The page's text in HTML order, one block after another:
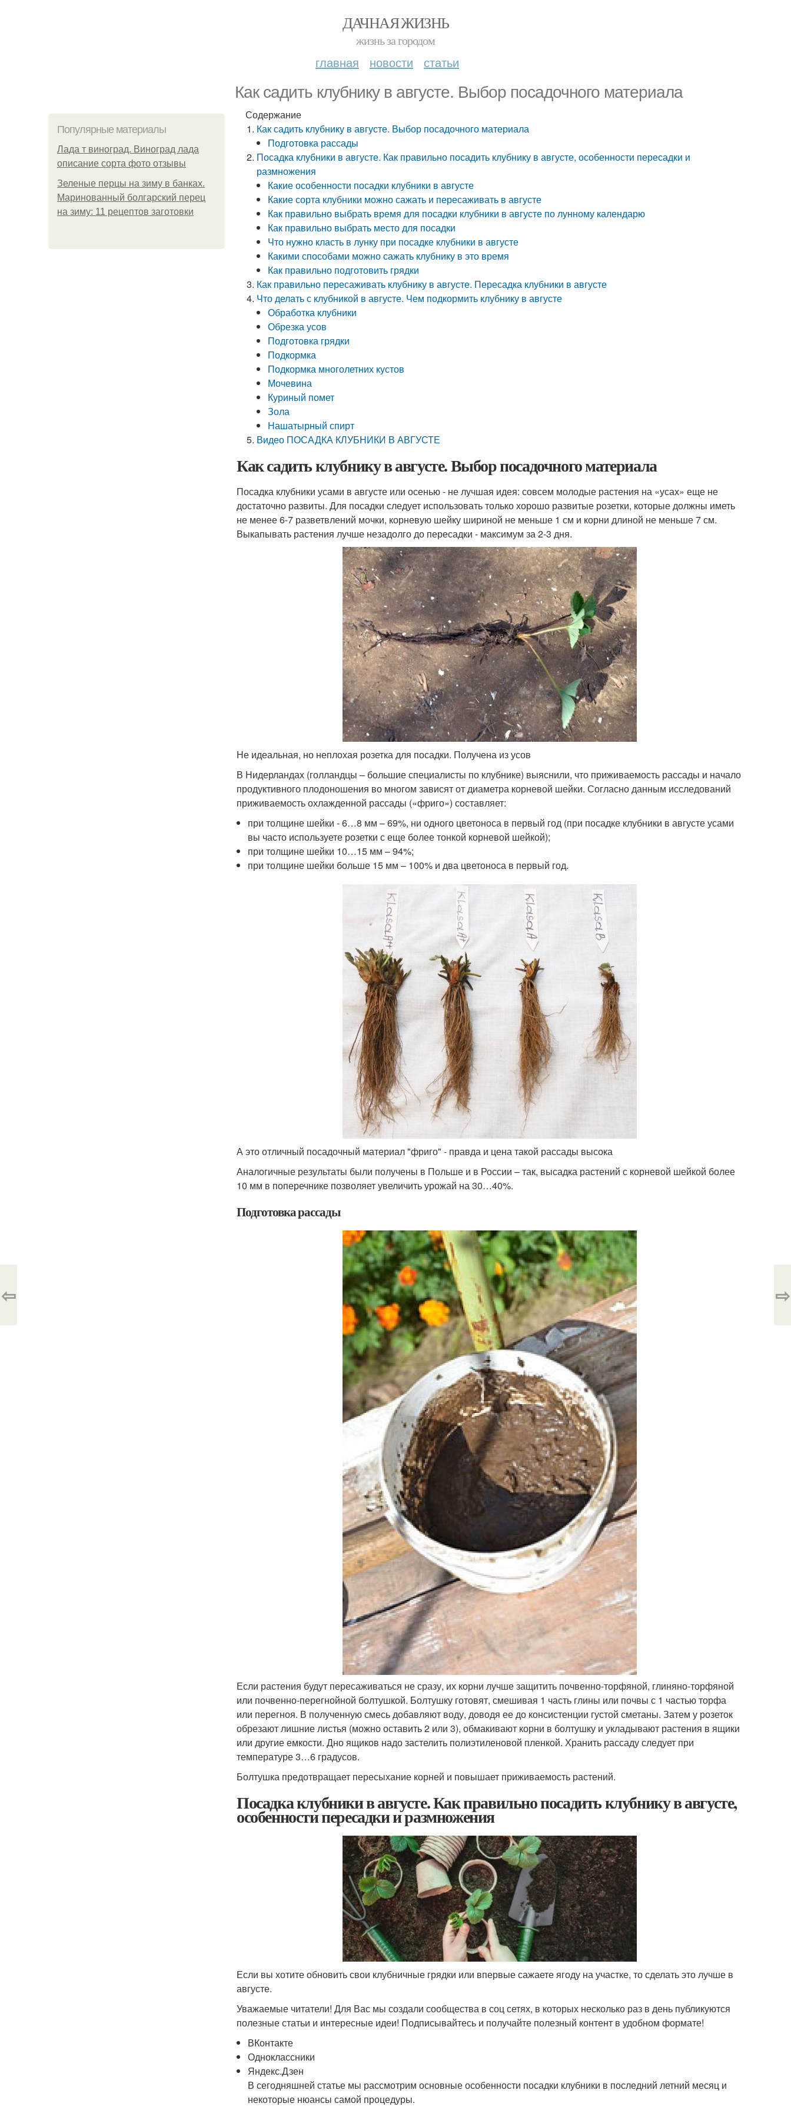
ДАЧНАЯ ЖИЗНЬ
жизнь за городом
главная новости статьи
Как садить клубнику в августе. Выбор посадочного материала
Популярные материалы
Лада т виноград. Виноград лада
описание сорта фото отзывы
Зеленые перцы на зиму в банках.
Маринованный болгарский перец
на зиму: 11 рецептов заготовки
Содержание
Как садить клубнику в августе. Выбор посадочного материала
Подготовка рассады
Посадка клубники в августе. Как правильно посадить клубнику в августе, особенности пересадки и
размножения
Какие особенности посадки клубники в августе
Какие сорта клубники можно сажать и пересаживать в августе
Как правильно выбрать время для посадки клубники в августе по лунному календарю
Как правильно выбрать место для посадки
Что нужно класть в лунку при посадке клубники в августе
Какими способами можно сажать клубнику в это время
Как правильно подготовить грядки
Как правильно пересаживать клубнику в августе. Пересадка клубники в августе
Что делать с клубникой в августе. Чем подкормить клубнику в августе
Обработка клубники
Обрезка усов
Подготовка грядки
Подкормка
Подкормка многолетних кустов
Мочевина
Куриный помет
Зола
Нашатырный спирт
Видео ПОСАДКА КЛУБНИКИ В АВГУСТЕ
Как садить клубнику в августе. Выбор посадочного материала
Посадка клубники усами в августе или осенью - не лучшая идея: совсем молодые растения на «усах» еще не
достаточно развиты. Для посадки следует использовать только хорошо развитые розетки, которые должны иметь
не менее 6-7 разветвлений мочки, корневую шейку шириной не меньше 1 см и корни длиной не меньше 7 см.
Выкапывать растения лучше незадолго до пересадки - максимум за 2-3 дня.
Не идеальная, но неплохая розетка для посадки. Получена из усов
В Нидерландах (голландцы – большие специалисты по клубнике) выяснили, что приживаемость рассады и начало
продуктивного плодоношения во многом зависят от диаметра корневой шейки. Согласно данным исследований
приживаемость охлажденной рассады («фриго») составляет:
при толщине шейки - 6…8 мм – 69%, ни одного цветоноса в первый год (при посадке клубники в августе усами
вы часто используете розетки с еще более тонкой корневой шейкой);
при толщине шейки 10…15 мм – 94%;
при толщине шейки больше 15 мм – 100% и два цветоноса в первый год.
А это отличный посадочный материал "фриго" - правда и цена такой рассады высока
Аналогичные результаты были получены в Польше и в России – так, высадка растений с корневой шейкой более
10 мм в поперечнике позволяет увеличить урожай на 30…40%.
Подготовка рассады
Если растения будут пересаживаться не сразу, их корни лучше защитить почвенно-торфяной, глиняно-торфяной
или почвенно-перегнойной болтушкой. Болтушку готовят, смешивая 1 часть глины или почвы с 1 частью торфа
или перегноя. В полученную смесь добавляют воду, доводя ее до консистенции густой сметаны. Затем у розеток
обрезают лишние листья (можно оставить 2 или 3), обмакивают корни в болтушку и укладывают растения в ящики
или другие емкости. Дно ящиков надо застелить полиэтиленовой пленкой. Хранить рассаду следует при
температуре 3…6 градусов.
Болтушка предотвращает пересыхание корней и повышает приживаемость растений.
Посадка клубники в августе. Как правильно посадить клубнику в августе,
особенности пересадки и размножения
Если вы хотите обновить свои клубничные грядки или впервые сажаете ягоду на участке, то сделать это лучше в
августе.
Уважаемые читатели! Для Вас мы создали сообщества в соц сетях, в которых несколько раз в день публикуются
полезные статьи и интересные идеи! Подписывайтесь и получайте полезный контент в удобном формате!
ВКонтакте
Одноклассники
Яндекс.Дзен
В сегодняшней статье мы рассмотрим основные особенности посадки клубники в последний летний месяц и
некоторые нюансы самой процедуры.
⇦ ⇨